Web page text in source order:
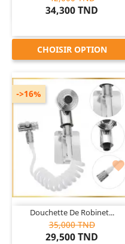
34,300 TND
CHOISIR OPTION

Douchette De Robinet...
35,000 TND
29,500 TND
->16%